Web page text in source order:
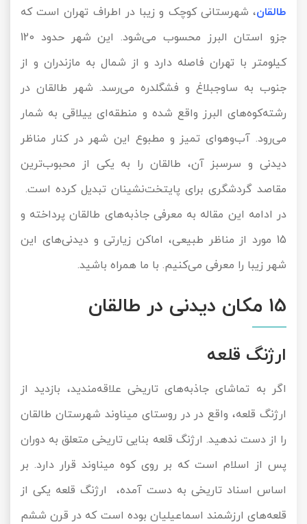
طالقان، شهرستانی کوچک و زیبا در اطراف تهران است که
جزو استان البرز محسوب می‌شود. این شهر حدود 120
کیلومتر با تهران فاصله دارد و از شمال به مازندران و از
جنوب به ساوجبلاغ و فشگلدره می‌رسد. شهر طالقان در
رشته‌کوه‌های البرز واقع شده و منطقه‌ای ییلاقی به شمار
می‌رود. آب‌وهوای تمیز و مطبوع این شهر در کنار مناظر
دیدنی و سرسبز آن، طالقان را به یکی از محبوب‌ترین
مقاصد گردشگری برای پایتخت‌نشینان تبدیل کرده است.
در ادامه این مقاله به معرفی جاذبه‌های طالقان پرداخته و
15 مورد از مناظر طبیعی، اماکن زیارتی و دیدنی‌های این
شهر زیبا را معرفی می‌کنیم. با ما همراه باشید.
15 مکان دیدنی در طالقان
ارژنگ قلعه
اگر به تماشای جاذبه‌های تاریخی علاقه‌مندید، بازدید از
ارژنگ قلعه، واقع در در روستای میناوند شهرستان طالقان
را از دست ندهید. ارژنگ قلعه بنایی تاریخی متعلق به دوران
پس از اسلام است که بر روی کوه میناوند قرار دارد. بر
اساس اسناد تاریخی به دست آمده، ارژنگ قلعه یکی از
قلعه‌های ارزشمند اسماعیلیان بوده است که در قرن ششم
تور طبس
تور کویر کاراکال
تور کویر ابوزیدآباد
تور هرمز
تور مرداب سراوان
تور گلستان
تور سوباتان
تور چابهار
تور مرداب هسل
تور کاشان
تور اصفهان
تور کیش از ساری
اقساطی
تور کیش از بندرعباس
اقساطی
تور مالدیو
تور قزاقستان اقساطی